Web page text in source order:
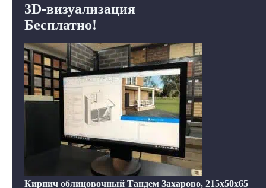
3D-визуализация
Бесплатно!
Кирпич облицовочный Тандем Захарово, 215x50x65